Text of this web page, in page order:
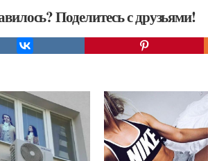
Поделитесь с друзьями!